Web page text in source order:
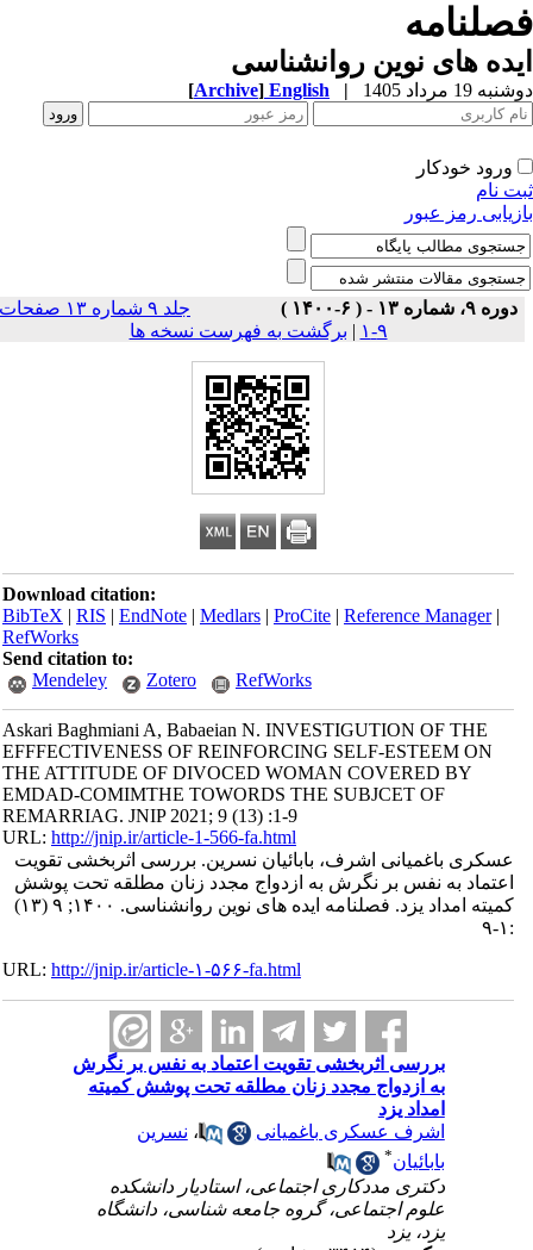
های نوین روانشناسی
19 مرداد 1405 |
English
[Archive]
ورود خودکار
نام
رمز عبور
دوره ۹، شماره ۱۳ - ( ۶-۱۴۰۰ )
جلد ۹ شماره ۱۳ صفحات
| برگشت به فهرست نسخه ها
Download citation:
BibTeX|RIS|EndNote|Medlars|ProCite|Reference Manager
RefWorks
Send citation to:
Mendeley
Zotero RefWorks
Askari Baghmiani A, Babaeian N. INVESTIGUTION OF THE
EFFFECTIVENESS OF REINFORCING SELF-ESTEEM ON
THE ATTITUDE OF DIVOCED WOMAN COVERED BY
EMDAD-COMIMTHE TOWORDS THE SUBJCET OF
REMARRIAG. JNIP 2021; 9 (13) :1-9
URL:http://jnip.ir/article-1-566-fa.html
عسکری باغمیانی اشرف، بابائیان نسرین. بررسی اثربخشی تقویت
اعتماد به نفس بر نگرش به ازدواج مجدد زنان مطلقه تحت پوشش
کمیته امداد یزد. فصلنامه ایده های نوین روانشناسی. ۱۴۰۰; ۹ (۱۳)
URL:http://jnip.ir/article-۱-۵۶۶-fa.html
بررسی اثربخشی تقویت اعتماد به نفس بر نگرش
به ازدواج مجدد زنان مطلقه تحت پوشش کمیته
امداد یزد
اشرف عسکری باغمیانی
،نسرین
بابائیان *
دکتری مددکاری اجتماعی، استادیار دانشکده
علوم اجتماعی، گروه جامعه شناسی، دانشگاه
یزد، یزد